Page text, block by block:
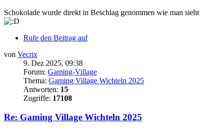
Schokolade wurde direkt in Beschlag genommen wie man sieht
Rufe den Beitrag auf
von Vecrix
9. Dez 2025, 09:38
Forum: Gaming-Village
Thema: Gaming Village Wichteln 2025
Antworten: 15
Zugriffe: 17108
Re: Gaming Village Wichteln 2025